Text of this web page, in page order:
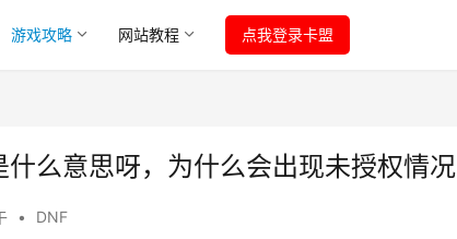
游戏攻略 网站教程 点我登录卡盟
什么意思呀，为什么会出现未授权情况
• DNF